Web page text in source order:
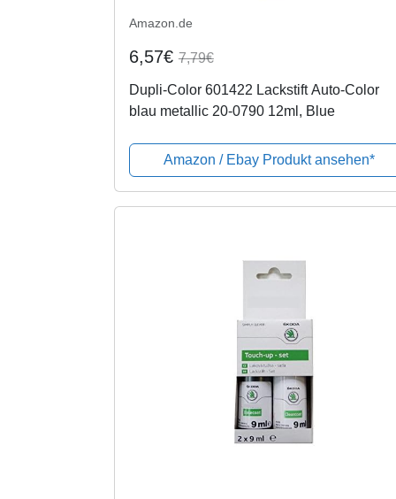
Amazon.de
6,57€ 7,79€
Dupli-Color 601422 Lackstift Auto-Color
blau metallic 20-0790 12ml, Blue
Amazon / Ebay Produkt ansehen*